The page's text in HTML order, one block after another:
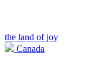
the land of joy
Canada